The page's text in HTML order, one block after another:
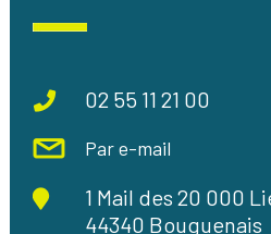
02 55 11 21 00
Par e-mail
1 Mail des 20 000
44340 Bouguenais